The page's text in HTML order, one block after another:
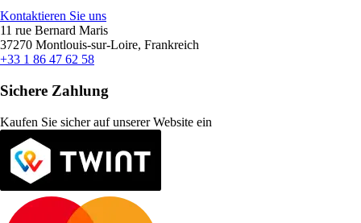
Kontaktieren Sie uns
11 rue Bernard Maris
37270 Montlouis-sur-Loire, Frankreich
+33 1 86 47 62 58
Sichere Zahlung
Kaufen Sie sicher auf unserer Website ein